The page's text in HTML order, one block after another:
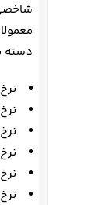
دسته
نرخ
نرخ بین 40 تا
نرخ بین 45 تا
نرخ بین 50 تا
نرخ بین 60 تا 70
نرخ بین 70 تا